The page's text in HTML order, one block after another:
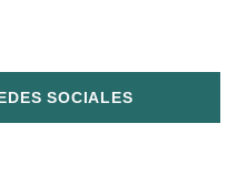
SOCIALES